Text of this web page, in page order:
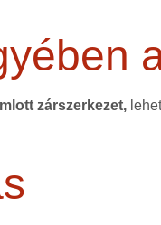
zárszerkezet,